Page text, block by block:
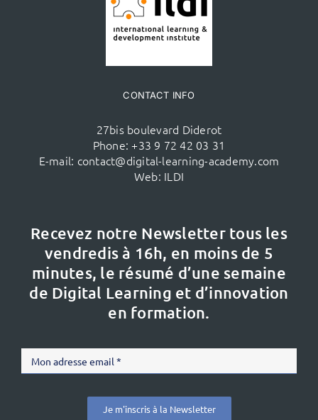
CONTACT INFO
27bis boulevard Diderot
Phone: +33 9 72 42 03 31
E-mail: contact@digital-learning-academy.com
Web: ILDI
Recevez notre Newsletter tous les
vendredis à 16h, en moins de 5
minutes, le résumé d’une semaine
de Digital Learning et d’innovation
en formation.
Je m'inscris à la Newsletter